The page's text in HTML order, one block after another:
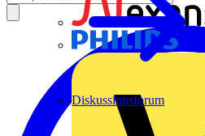
Diskussionsforum